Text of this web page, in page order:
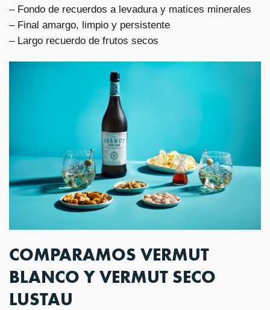
– Fondo de recuerdos a levadura y matices minerales
– Final amargo, limpio y persistente
– Largo recuerdo de frutos secos
COMPARAMOS VERMUT
BLANCO Y VERMUT SECO
LUSTAU